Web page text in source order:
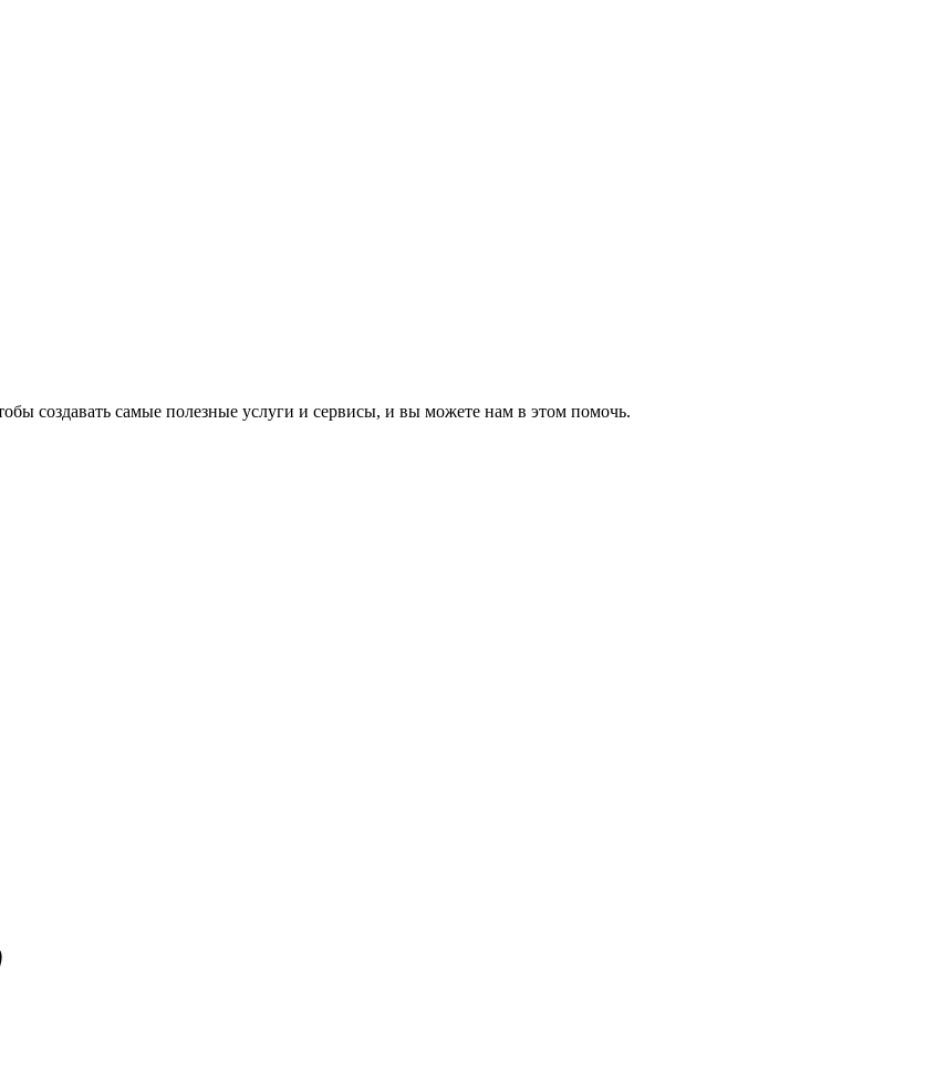
создавать самые полезные услуги и сервисы, и вы можете нам в этом помочь.